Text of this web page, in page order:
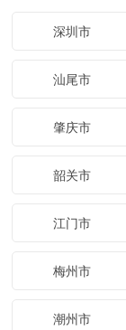
深圳市
汕尾市
肇庆市
韶关市
江门市
梅州市
潮州市